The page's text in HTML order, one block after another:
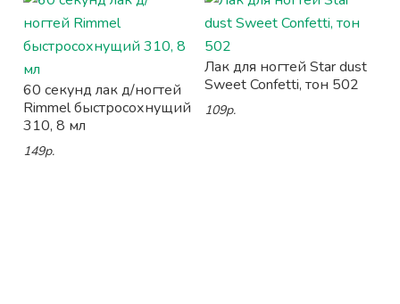
60 секунд лак д/ногтей
Rimmel быстросохнущий
310, 8 мл
149р.
Лак для ногтей Star dust
Sweet Confetti, тон 502
109р.